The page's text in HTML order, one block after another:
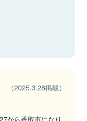
（2025.3.28掲載）
から香取市になり